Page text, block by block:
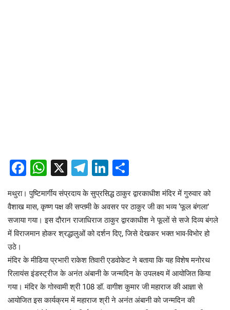
Facebook
WhatsApp
X Telegram
LinkedIn
मथुरा। पुष्टिमार्गीय संप्रदाय के सुप्रसिद्ध ठाकुर द्वारकाधीश मंदिर में गुरुवार को
वैशाख मास, कृष्ण पक्ष की सप्तमी के अवसर पर ठाकुर जी का भव्य ‘फूल बंगला’
सजाया गया। इस दौरान राजाधिराज ठाकुर द्वारकाधीश ने फूलों से सजे दिव्य बंगले
में विराजमान होकर श्रद्धालुओं को दर्शन दिए, जिसे देखकर भक्त भाव-विभोर हो
उठे।
मंदिर के मीडिया प्रभारी राकेश तिवारी एडवोकेट ने बताया कि यह विशेष मनोरथ
रिलायंस इंडस्ट्रीज के अनंत अंबानी के जन्मदिन के उपलक्ष्य में आयोजित किया
गया। मंदिर के गोस्वामी श्री 108 डॉ. वागीश कुमार जी महाराज की आज्ञा से
आयोजित इस कार्यक्रम में महाराज श्री ने अनंत अंबानी को जन्मदिन की